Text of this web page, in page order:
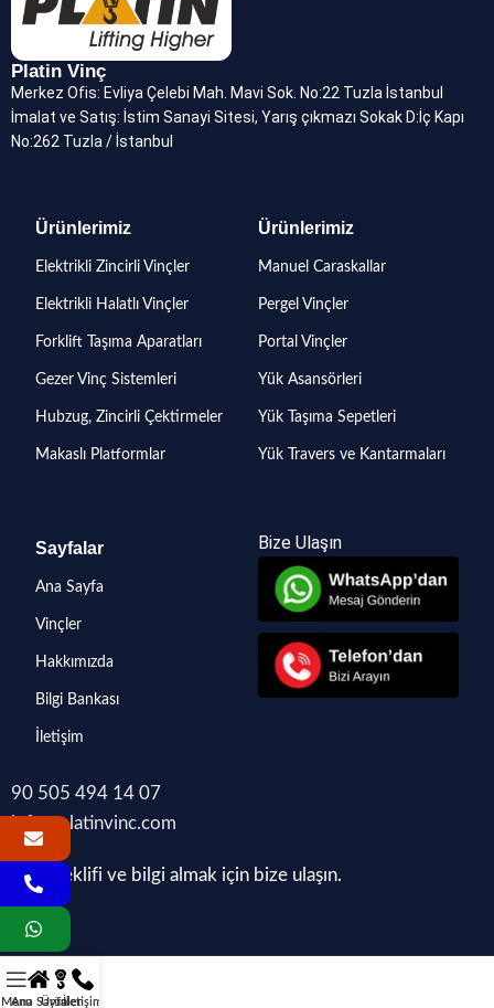
Platin Vinç
Merkez Ofis: Evliya Çelebi Mah. Mavi Sok. No:22 Tuzla İstanbul
İmalat ve Satış: İstim Sanayi Sitesi, Yarış çıkmazı Sokak D:İç Kapı
No:262 Tuzla / İstanbul
Ürünlerimiz
Elektrikli Zincirli Vinçler
Elektrikli Halatlı Vinçler
Forklift Taşıma Aparatları
Gezer Vinç Sistemleri
Hubzug, Zincirli Çektirmeler
Makaslı Platformlar
Ürünlerimiz
Manuel Caraskallar
Pergel Vinçler
Portal Vinçler
Yük Asansörleri
Yük Taşıma Sepetleri
Yük Travers ve Kantarmaları
Sayfalar
Ana Sayfa
Vinçler
Hakkımızda
Bilgi Bankası
İletişim
Bize Ulaşın
90 505 494 14 07
info@platinvinc.com
Fiyat teklifi ve bilgi almak için bize ulaşın.
Menu
Ana Sayfa
Ürünlerİletişim